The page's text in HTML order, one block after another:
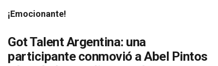
¡Emocionante!
Got Talent Argentina: una
participante conmovió a Abel Pintos